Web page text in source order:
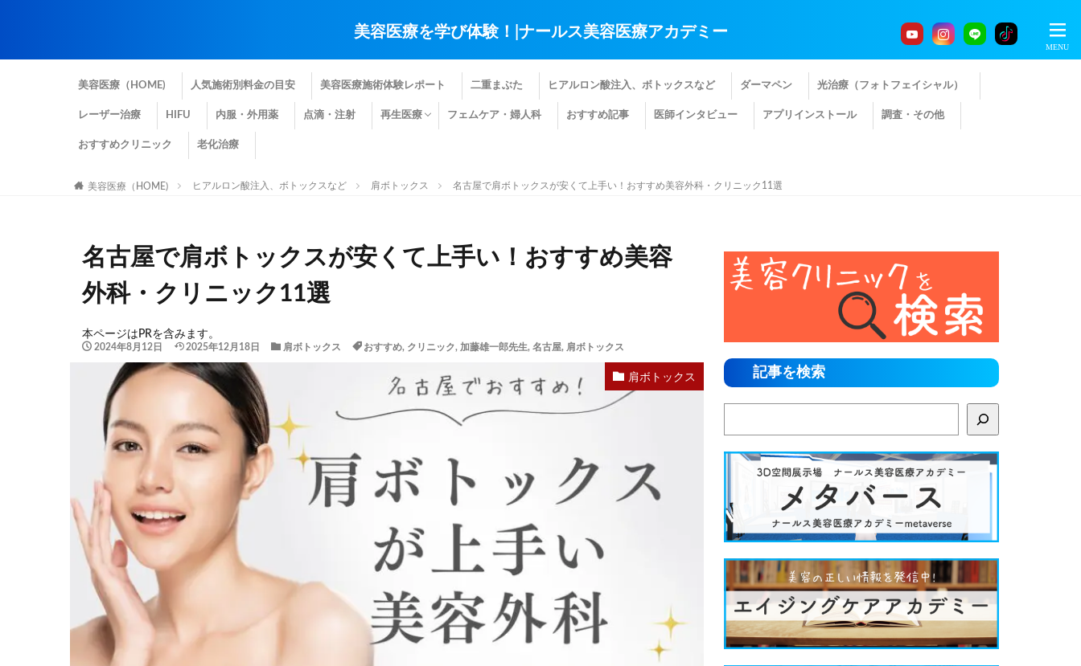
美容医療を学び体験！|ナールス美容医療アカデミー
美容医療（HOME) 人気施術別料金の目安 美容医療施術体験レポート 二重まぶた ヒアルロン酸注入、ボトックスなど ダーマペン 光治療（フォトフェイシャル）
レーザー治療 HIFU 内服・外用薬 点滴・注射 再生医療 フェムケア・婦人科 おすすめ記事 医師インタビュー アプリインストール 調査・その他
おすすめクリニック 老化治療
美容医療（HOME) ヒアルロン酸注入、ボトックスなど 肩ボトックス 名古屋で肩ボトックスが安くて上手い！おすすめ美容外科・クリニック11選
名古屋で肩ボトックスが安くて上手い！おすすめ美容
外科・クリニック11選
本ページはPRを含みます。
2024年8月12日 2025年12月18日 肩ボトックス おすすめ, クリニック, 加藤雄一郎先生, 名古屋, 肩ボトックス
肩ボトックス 記事を検索